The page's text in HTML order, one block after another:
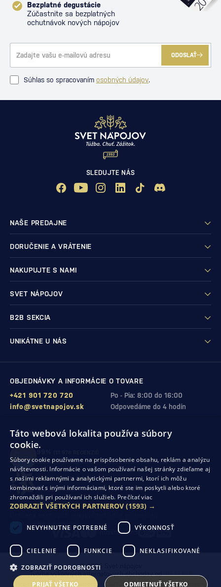
Bezplatné degustácie
Zúčastnite sa bezplatných
ochutnávok nových nápojov
ODOSLAŤ
Súhlas so spracovaním osobných údajov.
SLEDUJTE NÁS
NAŠE PREDAJNE
DORUČENIE A VRÁTENIE
NAKUPUJTE S NAMI
SVET NÁPOJOV
B2B SEKCIA
UNIKÁTNE U NÁS
OBJEDNÁVKY A INFORMÁCIE O TOVARE
Po - Pia: 8:00 do 16:00
+421 901 720 720
Odpovedáme do 4 hodín
info@svetnapojov.sk
ZÁRUKA KVALITY A VAŠEJ SPOKOJNOSTI
zákazníkov odporúča nákup v našom obchode
SHOP ROKU 2024
10. rok po sebesme získali ocenenie od Heureka
Odstúpenie od zmluvy
© 2026 Svet nápojov
Tvorba výkonných internetových obchodov odRIESENIA
Táto stránka je chránená pomocou reCAPTCHA a uplatňujú saPravidlá ochrany
Táto webová lokalita používa súbory
cookie.
Súbory cookie používame na prispôsobenie obsahu, reklám a analýzu
návštevnosti. Informácie o vašom používaní našej stránky zdieľame aj
s našimi reklamnými a analytickými partnermi, ktorí ich môžu
kombinovať s inými informáciami, ktoré ste im poskytli alebo ktoré
zhromaždili pri používaní ich služieb. Prečítať viac
ZOBRAZIŤ VŠETKÝCH PARTNEROV (1593) →
NEVYHNUTNE POTREBNÉ VÝKONNOSŤ
CIELENIE FUNKCIE NEKLASIFIKOVANÉ
ZOBRAZIŤ PODROBNOSTI
PRIJAŤ VŠETKO
ODMIETNUŤ VŠETKO